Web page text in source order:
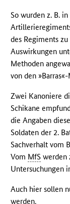
So wurden z. B.
des Regiments
Auswirkungen
Methoden
von den
Zwei Kanoniere
Schikane
die Angaben
Soldaten der 2.
Sachverhalt vom
Vom MfS werden
Untersuchungen
Auch hier sollen
werden.